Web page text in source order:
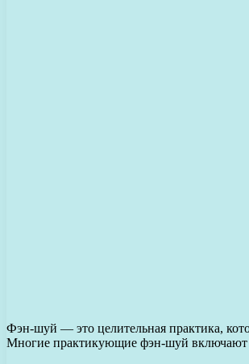
Фэн-шуй — это целительная практика,
Многие практикующие фэн-шуй включают